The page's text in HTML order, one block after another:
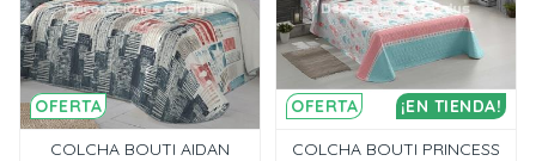
OFERTA
COLCHA BOUTI AIDAN
OFERTA ¡EN TIENDA!
COLCHA BOUTI PRINCESS